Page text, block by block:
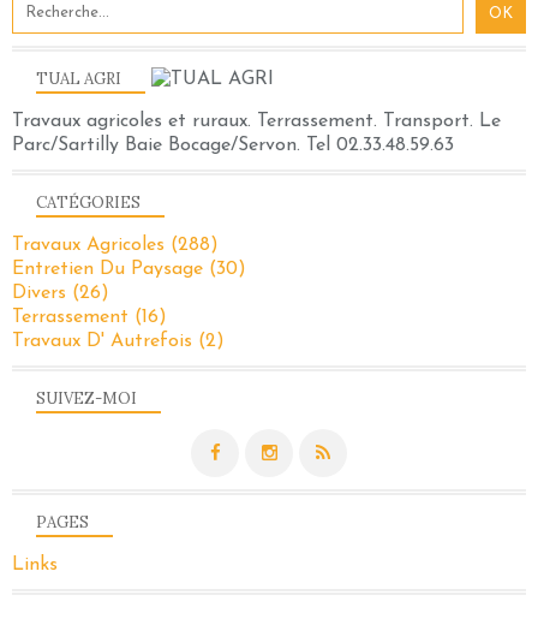
SUIVEZ-MOI
TUAL AGRI
Travaux agricoles et ruraux. Terrassement. Transport. Le
Parc/Sartilly Baie Bocage/Servon. Tel 02.33.48.59.63
PAGES
Links
CATÉGORIES
Travaux Agricoles (288)
Entretien Du Paysage (30)
Divers (26)
Terrassement (16)
Travaux D' Autrefois (2)